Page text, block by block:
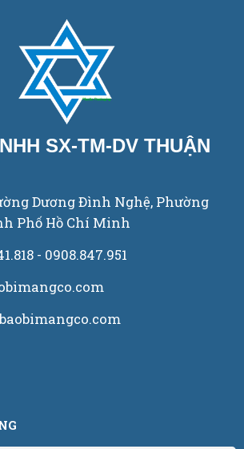
SX-TM-DV THUẬN
Dương Đình Nghệ, Phường
Phố Hồ Chí Minh
- 0908.847.951